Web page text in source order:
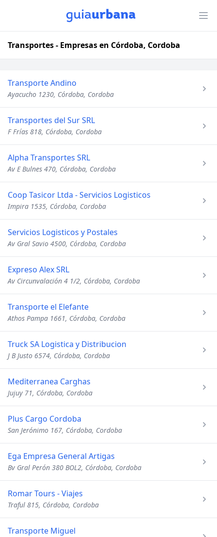
Transportes - Empresas en Córdoba, Cordoba
Transporte Andino
Ayacucho 1230, Córdoba, Cordoba
Transportes del Sur SRL
F Frías 818, Córdoba, Cordoba
Alpha Transportes SRL
Av E Bulnes 470, Córdoba, Cordoba
Coop Tasicor Ltda - Servicios Logisticos
Impira 1535, Córdoba, Cordoba
Servicios Logisticos y Postales
Av Gral Savio 4500, Córdoba, Cordoba
Expreso Alex SRL
Av Circunvalación 4 1/2, Córdoba, Cordoba
Transporte el Elefante
Athos Pampa 1661, Córdoba, Cordoba
Truck SA Logistica y Distribucion
J B Justo 6574, Córdoba, Cordoba
Mediterranea Carghas
Jujuy 71, Córdoba, Cordoba
Plus Cargo Cordoba
San Jerónimo 167, Córdoba, Cordoba
Ega Empresa General Artigas
Bv Gral Perón 380 BOL2, Córdoba, Cordoba
Romar Tours - Viajes
Traful 815, Córdoba, Cordoba
Transporte Miguel